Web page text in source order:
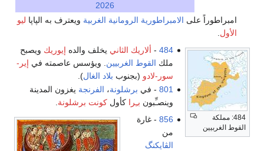
2026
امبراطوراً على الامبراطورية الرومانية الغربية ويعترف به الپاپا ليو
الأول
484: مملكة
القوط الغربيين
484
- ألاريك الثاني يخلف والده إيوريك ويصبح
ملك القوط الغربيين . ويؤسس عاصمته في إير-
سور-لادو (بجنوب بلاد الغال).
801- في برشلونة، الفرنجة يغزون المدينة
وينصـِّبون بـِرا كأول كونت برشلونة.
856- غارة
من
الڤايكنگ